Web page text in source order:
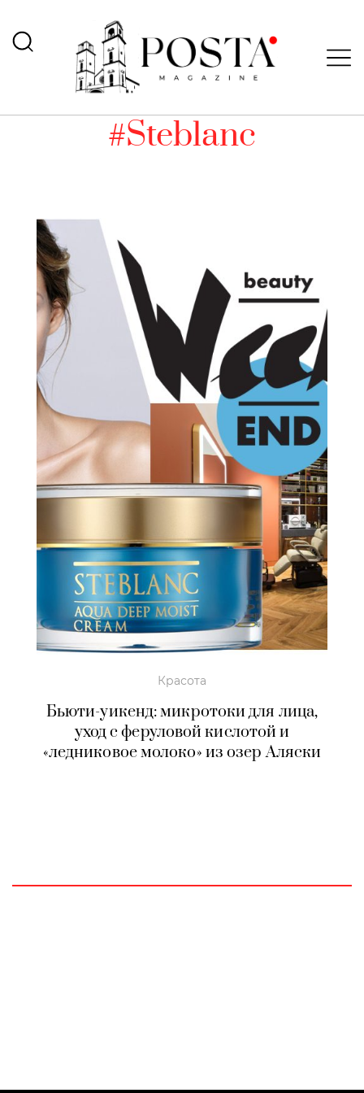
#Steblanc
Красота
Бьюти-уикенд: микротоки для лица,
уход с феруловой кислотой и
«ледниковое молоко» из озер Аляски